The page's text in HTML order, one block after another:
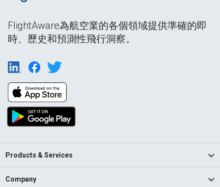
FlightAware為航空業的各個領域提供準確的即
時、歷史和預測性飛行洞察。
Products & Services
Company